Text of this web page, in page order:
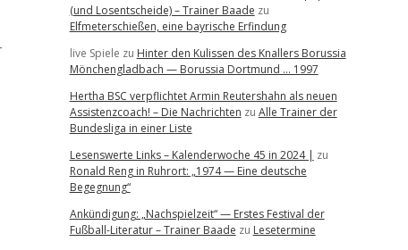
(und Losentscheide) – Trainer Baade zu
Elfmeterschießen, eine bayrische Erfindung
live Spiele zu Hinter den Kulissen des Knallers Borussia
Mönchengladbach — Borussia Dortmund … 1997
Hertha BSC verpflichtet Armin Reutershahn als neuen
Assistenzcoach! – Die Nachrichten zu Alle Trainer der
Bundesliga in einer Liste
Lesenswerte Links – Kalenderwoche 45 in 2024 | zu
Ronald Reng in Ruhrort: „1974 — Eine deutsche
Begegnung“
Ankündigung: „Nachspielzeit“ — Erstes Festival der
Fußball-Literatur – Trainer Baade zu Lesetermine